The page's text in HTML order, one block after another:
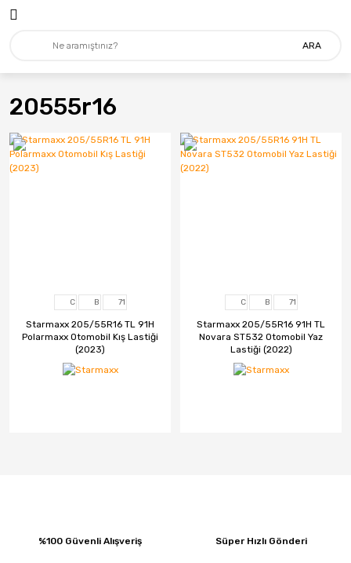
ARA
20555r16
C B 71
Starmaxx 205/55R16 TL 91H
Polarmaxx Otomobil Kış Lastiği
(2023)
C B 71
Starmaxx 205/55R16 91H TL
Novara ST532 Otomobil Yaz
Lastiği (2022)
%100 Güvenli Alışveriş Süper Hızlı Gönderi